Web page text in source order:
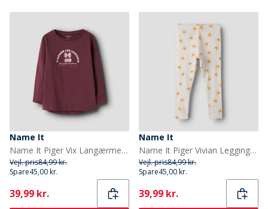
Name It
Name It Piger Vix Langærmet Top Burgundy
Vejl. pris84,99 kr.
Spare45,00 kr.
Current
39,99 kr.
Name It
Name It Piger Vivian Leggings Lilac Marble
Vejl. pris84,99 kr.
Spare45,00 kr.
Current
39,99 kr.